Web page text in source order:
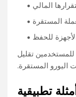
المالي
المستقرة
للحفظ
تقليل
اليورو المستقرة.
تطبيقية